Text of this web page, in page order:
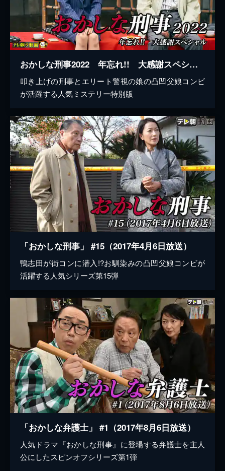
おかしな刑事2022 年忘れ!! 大感謝スペシャル
叩き上げの刑事とエリート警視の娘の凸凹父娘コンビ
が活躍する人気ミステリー特別版
「おかしな刑事」 #15（2017年4月6日放送）
鴨志田が街コンに潜入!?お馴染みの凸凹父娘コンビが
活躍する人気シリーズ第15弾
「おかしな弁護士」 #1（2017年8月6日放送）
人気ドラマ『おかしな刑事』に登場する弁護士を主人
公にしたスピンオフシリーズ第1弾